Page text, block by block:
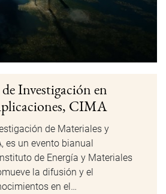
Investigación en
CIMA
de Materiales y
es un evento bianual
de Energía y Materiales
la difusión y el
en el…